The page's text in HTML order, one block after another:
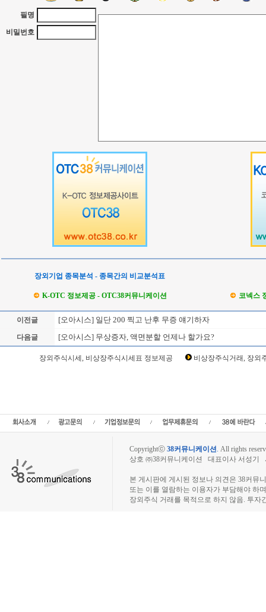
필명
비밀번호
장외기업 종목분석 - 종목간의 비교분석표
K-OTC 정보제공 - OTC38커뮤니케이션 코넥스
이전글 [오아시스] 일단 200 찍고 난후 무증 얘기하자
다음글 [오아시스] 무상증자, 액면분할 언제나 할가요?
장외주식시세, 비상장주식시세표 정보제공
비상장주식거래, 장외
Copyrightⓒ 38커뮤니케이션. All rights
상호 ㈜38커뮤니케이션 대표이사 서성기
본 게시판에 게시된 정보나 의견은 38커뮤
또는 이를 열람하는 이용자가 부담해야 하
장외주식 거래를 목적으로 하지 않음. 투